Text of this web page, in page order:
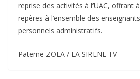
reprise des activités à l’UAC, offrant
repères à l’ensemble des
personnels administratifs.
Paterne ZOLA / LA SIRENE TV